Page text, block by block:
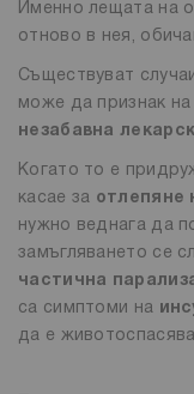
Именно лещата на
отново в нея,
Съществуват
може да признак
незабавна
Когато то е
касае за отлепяне
нужно веднага да
замъгляването се
частична
са симптоми на
да е